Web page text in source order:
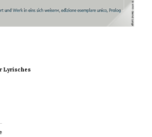
Lyrisches